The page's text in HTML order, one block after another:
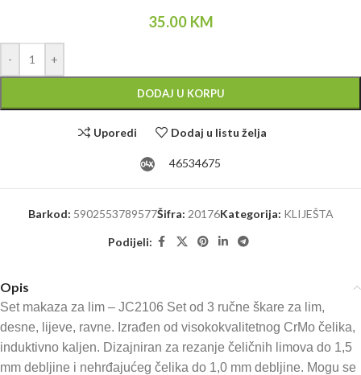
35.00 KM
- +
DODAJ U KORPU
Uporedi Dodaj u listu želja
46534675
Barkod: 5902553789577Šifra: 20176Kategorija: KLIJEŠTA
Podijeli:
Opis
Set makaza za lim – JC2106 Set od 3 ručne škare za lim,
desne, lijeve, ravne. Izrađen od visokokvalitetnog CrMo čelika,
induktivno kaljen. Dizajniran za rezanje čeličnih limova do 1,5
mm debljine i nehrđajućeg čelika do 1,0 mm debljine. Mogu se